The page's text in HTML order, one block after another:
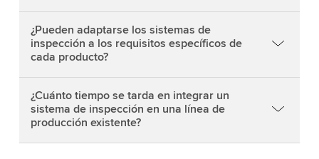
¿Pueden adaptarse los sistemas de
inspección a los requisitos específicos de
cada producto?
¿Cuánto tiempo se tarda en integrar un
sistema de inspección en una línea de
producción existente?